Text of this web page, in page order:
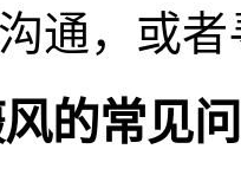
通，或
的常见